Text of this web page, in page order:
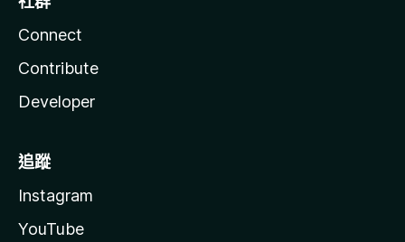
Connect
Contribute
Developer
追蹤
Instagram
YouTube